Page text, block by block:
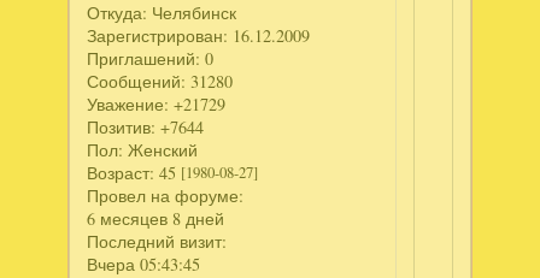
Откуда: Челябинск
Зарегистрирован: 16.12.2009
Приглашений: 0
Сообщений: 31280
Уважение: +21729
Позитив: +7644
Пол: Женский
Возраст: 45 [1980-08-27]
Провел на форуме:
6 месяцев 8 дней
Последний визит:
Вчера 05:43:45